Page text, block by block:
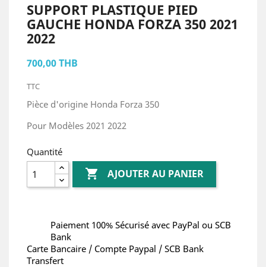
SUPPORT PLASTIQUE PIED
GAUCHE HONDA FORZA 350 2021
2022
700,00 THB
TTC
Pièce d'origine Honda Forza 350
Pour Modèles 2021 2022
Quantité
 AJOUTER AU PANIER
Paiement 100% Sécurisé avec PayPal ou SCB
Bank
Carte Bancaire / Compte Paypal / SCB Bank
Transfert